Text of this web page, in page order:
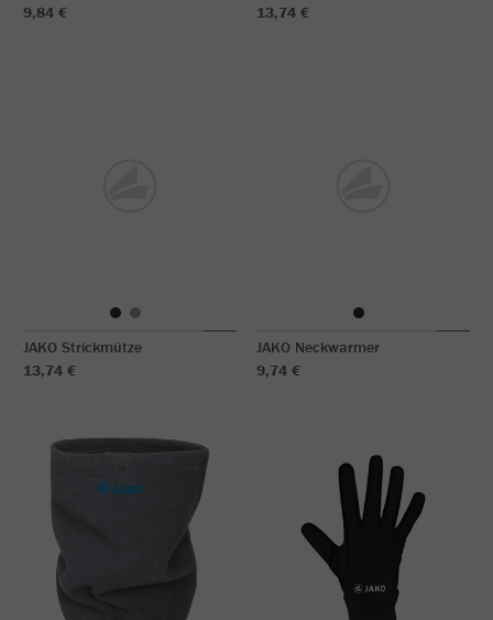
9,84 €
13,74 €
JAKO Strickmütze
13,74 €
JAKO Neckwarmer
9,74 €